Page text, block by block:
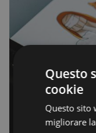
Questo
cookie
Questo sito
migliorare